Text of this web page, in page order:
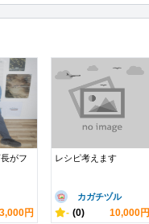
がフ
3,000円
レシピ考えます
カガチヅル
- (0) 10,000円